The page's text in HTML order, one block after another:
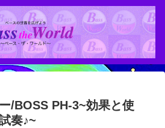
/BOSS PH-3~効果と使
奏♪~